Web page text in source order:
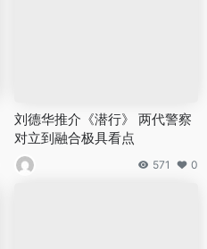
刘德华推介《潜行》 两代警察
对立到融合极具看点
571 0